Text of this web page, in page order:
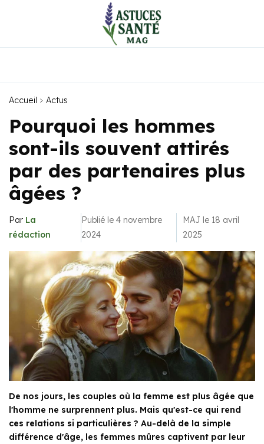
Accueil Actus
Pourquoi les hommes
sont-ils souvent attirés
par des partenaires plus
âgées ?
Par La
rédaction
Publié le 4 novembre
2024
MAJ le 18 avril
2025
De nos jours, les couples où la femme est plus âgée que
l'homme ne surprennent plus. Mais qu'est-ce qui rend
ces relations si particulières ? Au-delà de la simple
différence d'âge, les femmes mûres captivent par leur